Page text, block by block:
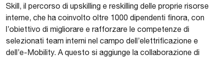
Skill, il percorso di upskilling e reskilling delle proprie risorse
interne, che ha coinvolto oltre 1000 dipendenti finora, con
l’obiettivo di migliorare e rafforzare le competenze di
selezionati team interni nel campo dell’elettrificazione e
dell’e-Mobility. A questo si aggiunge la collaborazione di